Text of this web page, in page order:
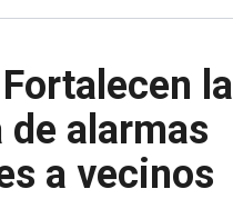
la
de alarmas
a vecinos